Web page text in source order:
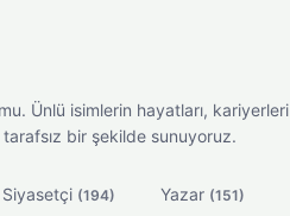
Ünlü isimlerin hayatları, kariyerleri
bir şekilde sunuyoruz.
Siyasetçi (194) Yazar (151)